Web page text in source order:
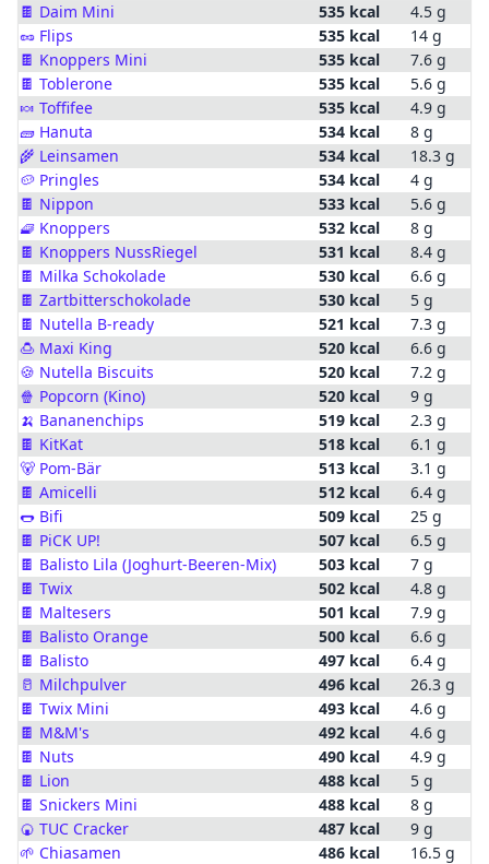
🍫 Daim Mini 535 kcal
4.5 g
🥜 Flips 535 kcal
14 g
🍫 Knoppers Mini 535 kcal
7.6 g
🍫 Toblerone 535 kcal
5.6 g
🍬 Toffifee 535 kcal
4.9 g
🧱 Hanuta 534 kcal
8 g
🌾 Leinsamen 534 kcal
18.3 g
🥔 Pringles 534 kcal
4 g
🍫 Nippon 533 kcal
5.6 g
🧇 Knoppers 532 kcal
8 g
🍫 Knoppers NussRiegel 531 kcal
8.4 g
🍫 Milka Schokolade 530 kcal
6.6 g
🍫 Zartbitterschokolade 530 kcal
5 g
🍫 Nutella B-ready 521 kcal
7.3 g
🍮 Maxi King 520 kcal
6.6 g
🍪 Nutella Biscuits 520 kcal
7.2 g
🍿 Popcorn (Kino) 520 kcal
9 g
🍌 Bananenchips 519 kcal
2.3 g
🍫 KitKat 518 kcal
6.1 g
🐻 Pom-Bär 513 kcal
3.1 g
🍫 Amicelli 512 kcal
6.4 g
🌭 Bifi 509 kcal
25 g
🍫 PiCK UP! 507 kcal
6.5 g
🍫 Balisto Lila (Joghurt-Beeren-Mix) 503 kcal
7 g
🍫 Twix 502 kcal
4.8 g
🍫 Maltesers 501 kcal
7.9 g
🍫 Balisto Orange 500 kcal
6.6 g
🍫 Balisto 497 kcal
6.4 g
🥛 Milchpulver 496 kcal
26.3 g
🍫 Twix Mini 493 kcal
4.6 g
🍫 M&M's 492 kcal
4.6 g
🍫 Nuts 490 kcal
4.9 g
🍫 Lion 488 kcal
5 g
🍫 Snickers Mini 488 kcal
8 g
🍘 TUC Cracker 487 kcal
9 g
🌱 Chiasamen 486 kcal
16.5 g